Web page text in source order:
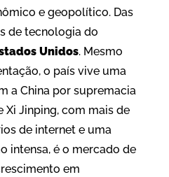
e geopolítico. Das
de tecnologia do
Unidos. Mesmo
o país vive uma
a China por supremacia
Xi Jinping, com mais de
de internet e uma
intensa, é o mercado de
em